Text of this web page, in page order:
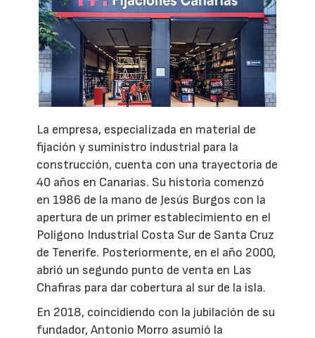
La empresa, especializada en material de
fijación y suministro industrial para la
construcción, cuenta con una trayectoria de
40 años en Canarias. Su historia comenzó
en 1986 de la mano de Jesús Burgos con la
apertura de un primer establecimiento en el
Polígono Industrial Costa Sur de Santa Cruz
de Tenerife. Posteriormente, en el año 2000,
abrió un segundo punto de venta en Las
Chafiras para dar cobertura al sur de la isla.
En 2018, coincidiendo con la jubilación de su
fundador, Antonio Morro asumió la